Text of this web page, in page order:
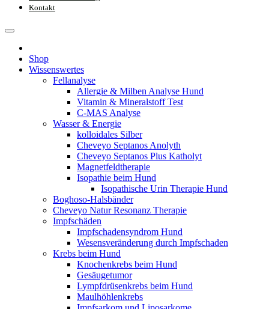
Kontakt
Shop
Wissenswertes
Fellanalyse
Allergie & Milben Analyse Hund
Vitamin & Mineralstoff Test
C-MAS Analyse
Wasser & Energie
kolloidales Silber
Cheveyo Septanos Anolyth
Cheveyo Septanos Plus Katholyt
Magnetfeldtherapie
Isopathie beim Hund
Isopathische Urin Therapie Hund
Boghoso-Halsbänder
Cheveyo Natur Resonanz Therapie
Impfschäden
Impfschadensyndrom Hund
Wesensveränderung durch Impfschaden
Krebs beim Hund
Knochenkrebs beim Hund
Gesäugetumor
Lympfdrüsenkrebs beim Hund
Maulhöhlenkrebs